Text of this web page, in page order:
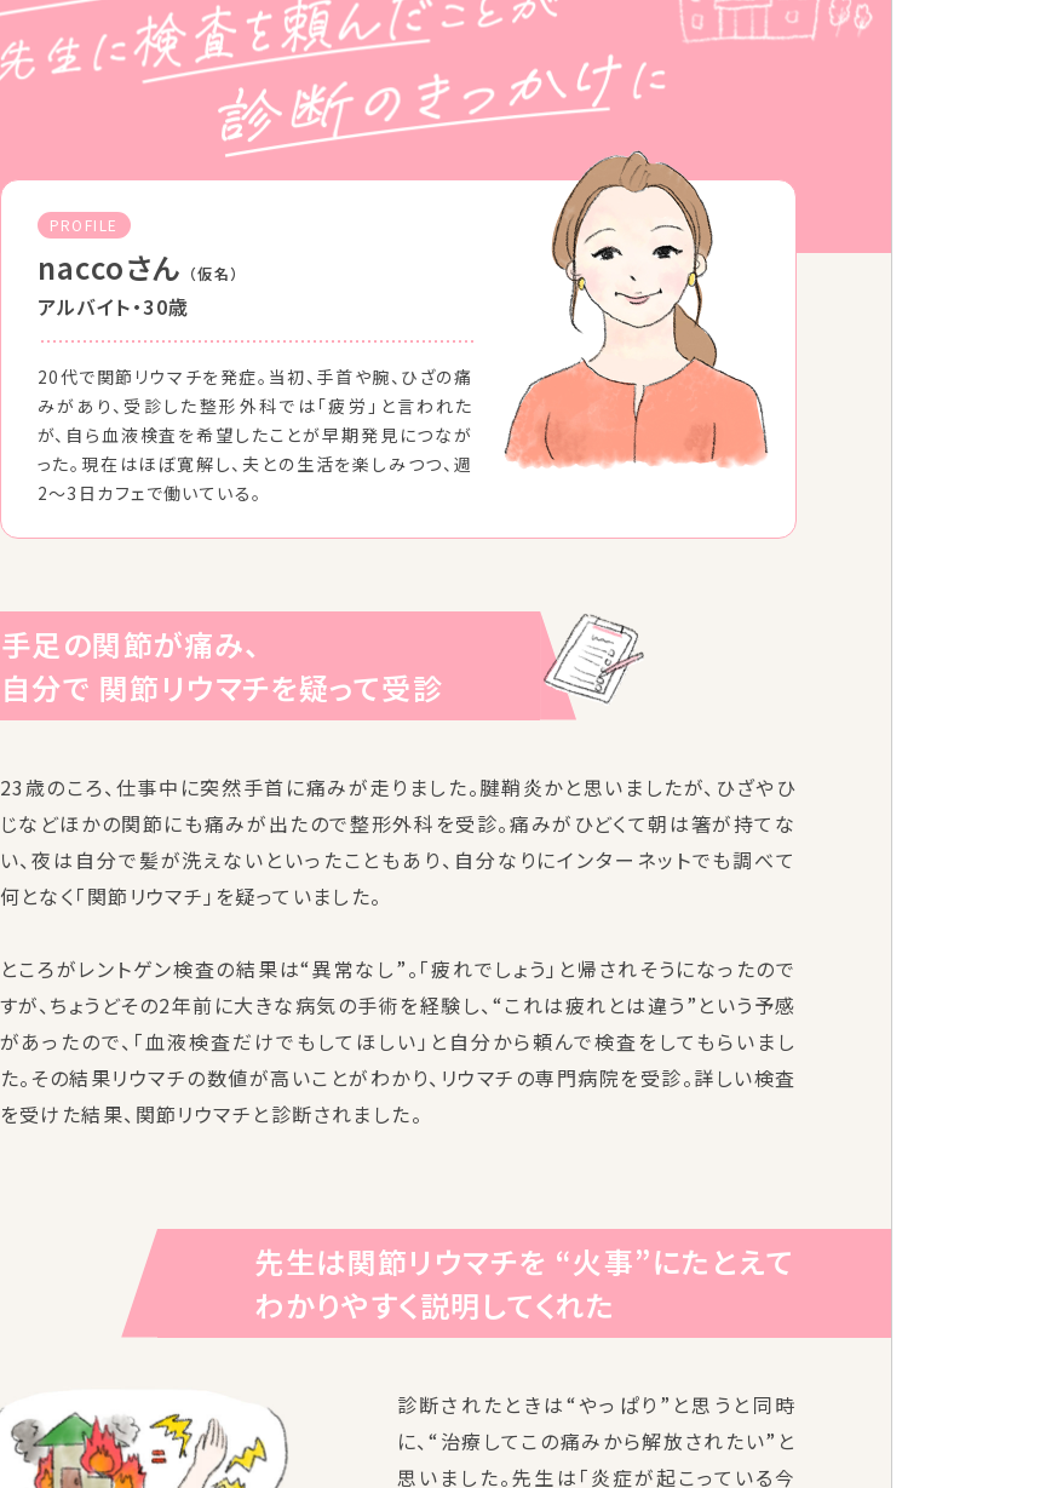
PROFILE
naccoさん （仮名）
アルバイト・30歳
20代で関節リウマチを発症。当初、手首や腕、ひざの痛
みがあり、受診した整形外科では「疲労」と言われた
が、自ら血液検査を希望したことが早期発見につなが
った。現在はほぼ寛解し、夫との生活を楽しみつつ、週
2〜3日カフェで働いている。
手足の関節が痛み、
自分で 関節リウマチを疑って受診
23歳のころ、仕事中に突然手首に痛みが走りました。腱鞘炎かと思いましたが、ひざやひ
じなどほかの関節にも痛みが出たので整形外科を受診。痛みがひどくて朝は箸が持てな
い、夜は自分で髪が洗えないといったこともあり、自分なりにインターネットでも調べて
何となく「関節リウマチ」を疑っていました。
ところがレントゲン検査の結果は“異常なし”。「疲れでしょう」と帰されそうになったので
すが、ちょうどその2年前に大きな病気の手術を経験し、“これは疲れとは違う”という予感
があったので、「血液検査だけでもしてほしい」と自分から頼んで検査をしてもらいまし
た。その結果リウマチの数値が高いことがわかり、リウマチの専門病院を受診。詳しい検査
を受けた結果、関節リウマチと診断されました。
先生は関節リウマチを “火事”にたとえて
わかりやすく説明してくれた
診断されたときは“やっぱり”と思うと同時
に、“治療してこの痛みから解放されたい”と
思いました。先生は「炎症が起こっている今